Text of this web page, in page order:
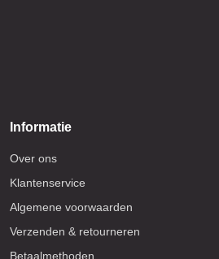
Informatie
Over ons
Klantenservice
Algemene voorwaarden
Verzenden & retourneren
Betaalmethoden